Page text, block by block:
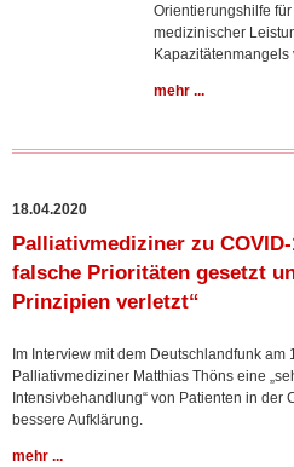
Orientierungshilfe
medizinischer
Kapazitätenmangels
mehr ...
18.04.2020
Palliativmediziner zu
falsche Prioritäten gesetzt
Prinzipien verletzt“
Im Interview mit dem Deutschlandfunk am
Palliativmediziner Matthias Thöns eine
Intensivbehandlung“ von Patienten in der
bessere Aufklärung.
mehr ...